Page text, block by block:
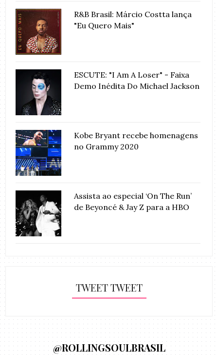
R&B Brasil: Márcio Costta lança
"Eu Quero Mais"
ESCUTE: "I Am A Loser" - Faixa
Demo Inédita Do Michael Jackson
Kobe Bryant recebe homenagens
no Grammy 2020
Assista ao especial ‘On The Run’
de Beyoncé & Jay Z para a HBO
TWEET TWEET
@ROLLINGSOULBRASIL